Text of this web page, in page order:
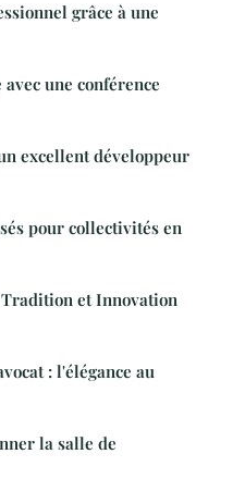
grâce à une
une conférence
excellent développeur
pour collectivités en
et Innovation
: l'élégance au
la salle de